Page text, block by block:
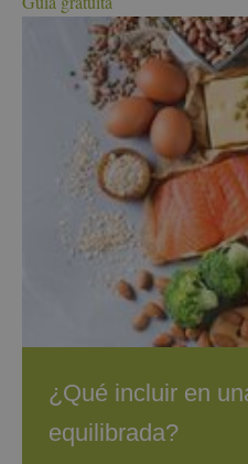
¿Qué incluir en
equilibrada?